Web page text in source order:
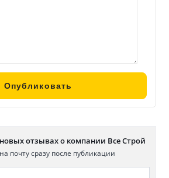
отзывах о компании Все Строй
почту сразу после публикации